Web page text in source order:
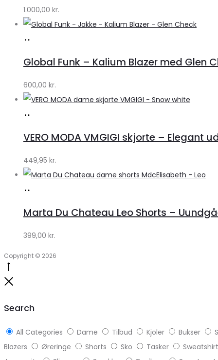
by
Lykke
1.000,00 kr.
Lykke
by
Lykke
Global Funk – Kalium Blazer med Glen
600,00 kr.
Klædeskabet.dk
VERO MODA VMGIGI skjorte – Elegant
449,95 kr.
Klædeskabet.dk
Marta Du Chateau Leo Shorts –
399,00 kr.
Copyright © 2026
Search
All Categories Dame Tilbud Kjoler Bukser
Blazers
Øreringe Shorts Sko Tasker